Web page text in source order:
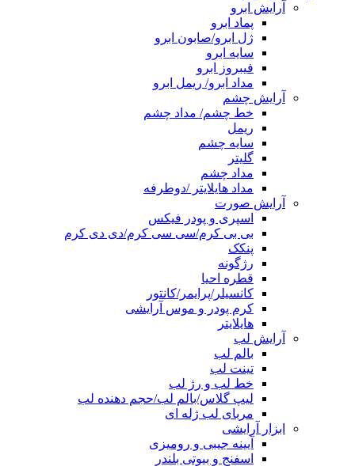
آرایش ابرو
پماد ابرو
ژل ابرو/صابون ابرو
سایه ابرو
فیبروز ابرو
مداد ابرو/ ریمل ابرو
آرایش چشم
خط چشم/ مداد چشم
ریمل
سایه چشم
گلیتر
مداد چشم
مداد هایلایتر /دوطرفه
آرایش صورت
اسپری و پودر فیکس
بی بی کرم/سی سی کرم/دی دی کرم
پنکک
رژگونه
قطره احیا
کانسیلر/پرایمر/کانتور
کرم پودر و موس آرایشی
هایلایتر
آرایش لب
بالم لب
تینت لب
خط لب و رژ لب
لیپ گلاس/بالم لب/حجم دهنده لب
مربای لب ژله ای
ابزار آرایشی
آیینه جیبی و رومیزی
اسفنج و بیوتی بلندر